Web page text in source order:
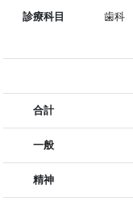
診療科目 歯科
合計
一般
精神